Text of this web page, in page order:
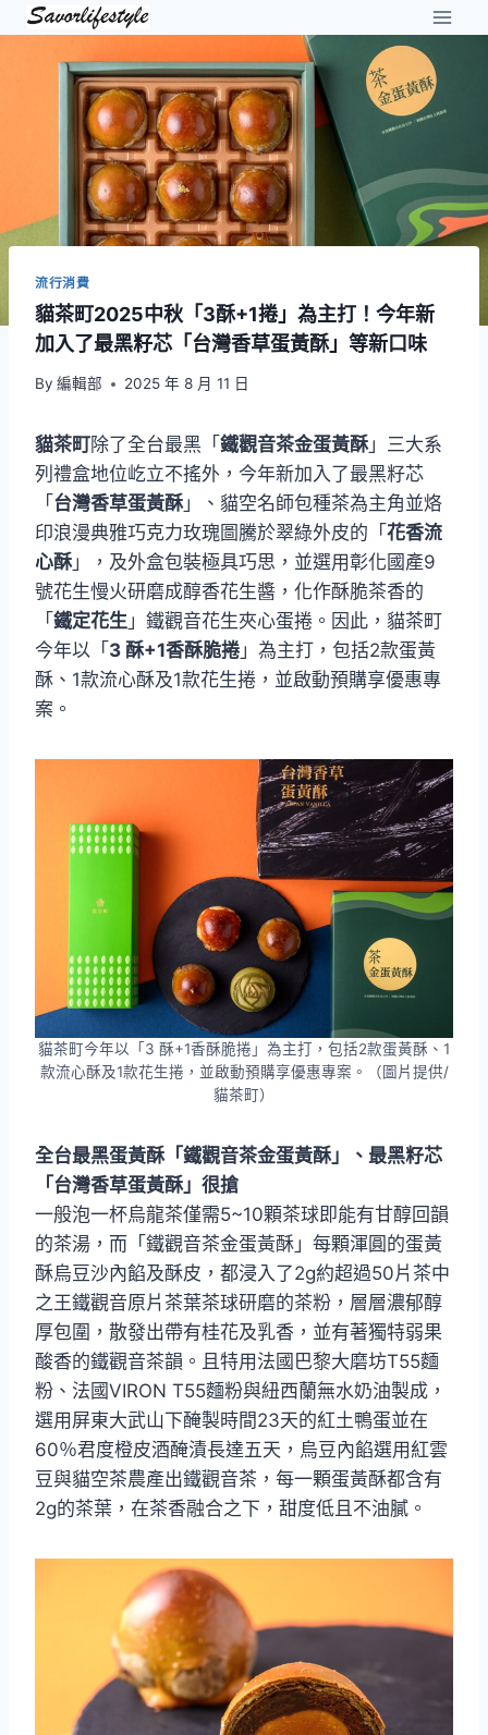
Skip
content
流行消費
貓茶町2025中秋「3酥+1捲」為主打！今年新
加入了最黑籽芯「台灣香草蛋黃酥」等新口味
By 編輯部 2025 年 8 月 11 日
貓茶町除了全台最黑「 鐵觀音茶金蛋黃酥」三大系
列禮盒地位屹立不搖外，今年新加入了最黑籽芯
「 台灣香草蛋黃酥」、貓空名師包種茶為主角並烙
印浪漫典雅巧克力玫瑰圖騰於翠綠外皮的「 花香流
心酥」，及外盒包裝極具巧思，並選用彰化國產9
號花生慢火研磨成醇香花生醬，化作酥脆茶香的
「 鐵定花生 」鐵觀音花生夾心蛋捲。因此，貓茶町
今年以「 3 酥+1香酥脆捲」為主打，包括2款蛋黃
酥、1款流心酥及1款花生捲，並啟動預購享優惠專
案。
貓茶町今年以「3 酥+1香酥脆捲」為主打，包括2款蛋黃酥、1
款流心酥及1款花生捲，並啟動預購享優惠專案。（圖片提供/
貓茶町）
全台最黑蛋黃酥「鐵觀音茶金蛋黃酥」、最黑籽芯
「台灣香草蛋黃酥」很搶
一般泡一杯烏龍茶僅需5~10顆茶球即能有甘醇回韻
的茶湯，而「鐵觀音茶金蛋黃酥」每顆渾圓的蛋黃
酥烏豆沙內餡及酥皮，都浸入了2g約超過50片茶中
之王鐵觀音原片茶葉茶球研磨的茶粉，層層濃郁醇
厚包圍，散發出帶有桂花及乳香，並有著獨特弱果
酸香的鐵觀音茶韻。且特用法國巴黎大磨坊T55麵
粉、法國VIRON T55麵粉與紐西蘭無水奶油製成，
選用屏東大武山下醃製時間23天的紅土鴨蛋並在
60％君度橙皮酒醃漬長達五天，烏豆內餡選用紅雲
豆與貓空茶農產出鐵觀音茶，每一顆蛋黃酥都含有
2g的茶葉，在茶香融合之下，甜度低且不油膩。